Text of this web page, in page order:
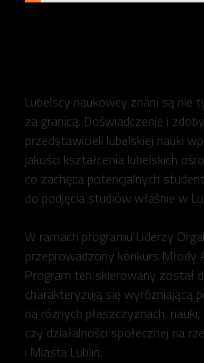
Lubelscy naukowcy znani są nie
za granicą. Doświadczenie i
przedstawicieli lubelskiej nauki
jakości kształcenia lubelskich
co zachęca potencjalnych
do podjęcia studiów właśnie w
W ramach programu Liderzy
przeprowadzony konkurs Młody
Program ten skierowany został
charakteryzują się wyróżniającą
na różnych płaszczyznach:
czy działalności społecznej na
i Miasta Lublin.